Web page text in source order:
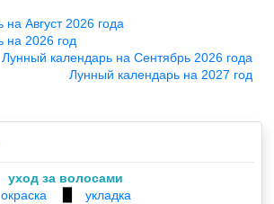
Август 2026 года
на 2026 год
Лунный календарь на Сентябрь 2026 года
Лунный календарь на 2027 год
уход за волосами
окраска укладка